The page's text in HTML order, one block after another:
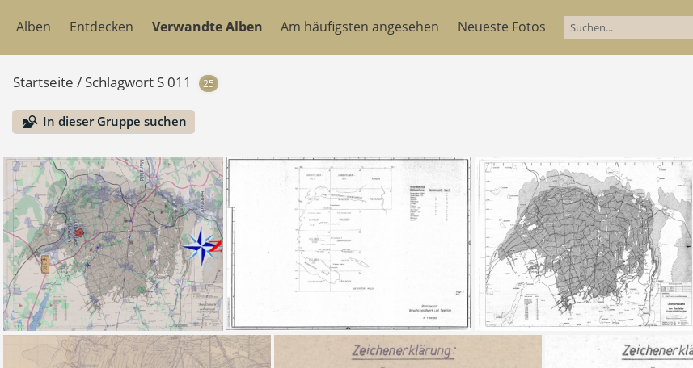
Alben Entdecken Verwandte Alben Am häufigsten angesehen Neueste Fotos
Startseite / Schlagwort S 011 25
In dieser Gruppe suchen